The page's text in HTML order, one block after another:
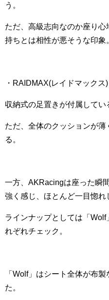
う。
ただ、高級志向なのか座り
持ちとは相性が悪そうな印象
・RAIDMAX(レイドマックス)
収納式の足置きが付属してい
ただ、全体のクッションが
る。
一方、AKRacingは座った瞬
強く感じ、ほとんど一目惚れ
ラインナップとしては「
れぞれチェック。
「Wolf」はシート全体が布
た。